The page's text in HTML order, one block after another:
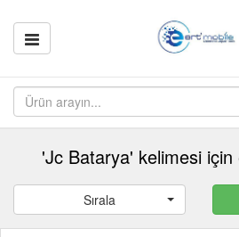
'Jc Batarya' kelimesi için
Sırala